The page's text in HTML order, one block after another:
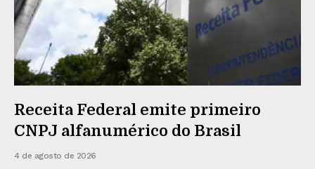
Receita Federal emite primeiro
CNPJ alfanumérico do Brasil
4 de agosto de 2026